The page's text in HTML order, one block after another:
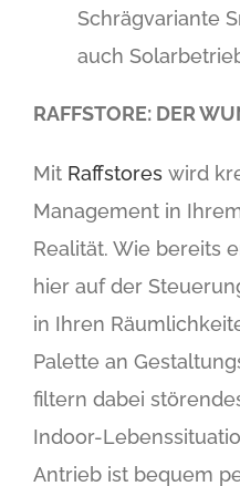
Schrägvariante
auch
RAFFSTORE: DER
Mit Raffstores wird
Management in
Realität. Wie bereits
hier auf der
in Ihren
Palette an
filtern dabei
Indoor-
Antrieb ist bequem